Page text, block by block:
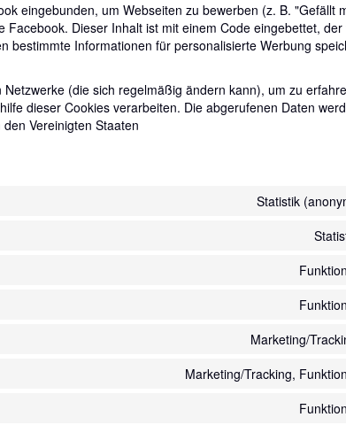
eingebunden, um Webseiten zu bewerben (z. B. "Gefällt
Facebook. Dieser Inhalt ist mit einem Code eingebettet,
bestimmte Informationen für personalisierte Werbung
(die sich regelmäßig ändern kann), um zu
dieser Cookies verarbeiten. Die abgerufenen Daten
Vereinigten Staaten
Statistik
Marketing/
Marketing/Tracking,